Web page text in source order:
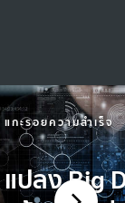
แกะรอยความสำเร็จ
แปลง Big